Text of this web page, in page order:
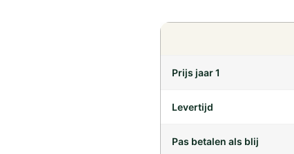
Prijs jaar 1
Levertijd
Pas betalen als blij